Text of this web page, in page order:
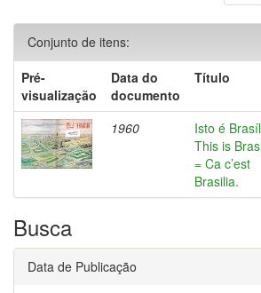
Conjunto de itens:
Pré-
visualização
Data do
documento
Título
1960
Isto é
This is
= Ca c’est
Brasilia.
Busca
Data de Publicação